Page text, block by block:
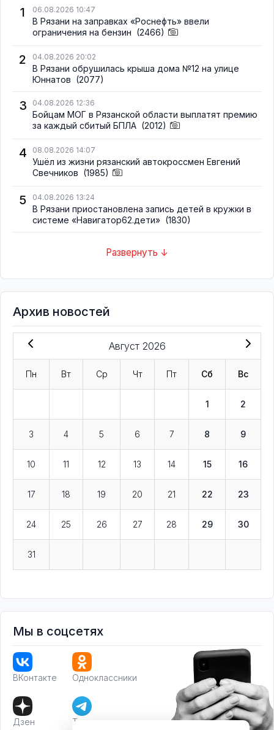
1
06.08.2026 10:47
В Рязани на заправках «Роснефть» ввели
ограничения на бензин (2466)
2 04.08.2026 20:02
В Рязани обрушилась крыша дома №12 на улице
Юннатов (2077)
3 04.08.2026 12:36
Бойцам МОГ в Рязанской области выплатят премию
за каждый сбитый БПЛА (2012)
4 08.08.2026 14:07
Ушёл из жизни рязанский автокроссмен Евгений
Свечников (1985)
5 04.08.2026 13:24
В Рязани приостановлена запись детей в кружки в
системе «Навигатор62.дети» (1830)
Развернуть ↓
Архив новостей
Август 2026
Пн Вт Ср Чт Пт Сб Вс
1 2
3 4 5 6 7 8 9
10 11 12 13 14 15 16
17 18 19 20 21 22 23
24 25 26 27 28 29 30
31
Мы в соцсетях
ВКонтакте Одноклассники
Дзен Телеграм